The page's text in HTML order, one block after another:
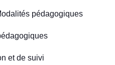
pédagogiques
et de suivi